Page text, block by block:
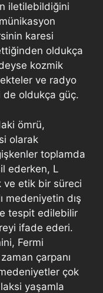
iletilebildiğini
karesi
oldukça
kozmik
ve radyo
oldukça güç.
ömrü,
olarak
toplamda
ederken, L
ve etik bir süreci
medeniyetin dış
tespit edilebilir
ifade ederi.
Fermi
çarpanı
çok
yaşamla